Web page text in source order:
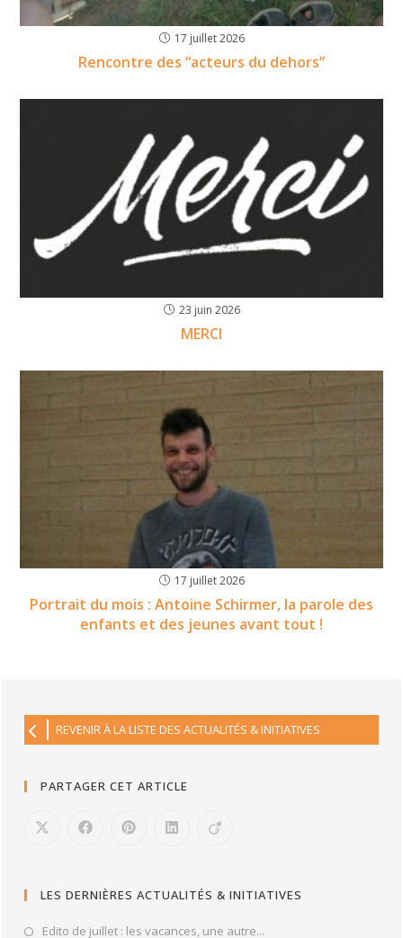
17 juillet 2026
Rencontre des “acteurs du dehors”
23 juin 2026
MERCI
17 juillet 2026
Portrait du mois : Antoine Schirmer, la parole des
enfants et des jeunes avant tout !
REVENIR À LA LISTE DES ACTUALITÉS & INITIATIVES
PARTAGER CET ARTICLE
LES DERNIÈRES ACTUALITÉS & INITIATIVES
Edito de juillet : les vacances, une autre...